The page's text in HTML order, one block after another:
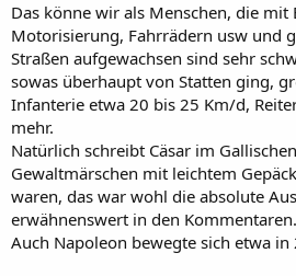
Das könne wir als Menschen, die mit
Motorisierung, Fahrrädern usw und
Straßen aufgewachsen sind sehr
sowas überhaupt von Statten ging,
Infanterie etwa 20 bis 25 Km/d,
mehr.
Natürlich schreibt Cäsar im
Gewaltmärschen mit leichtem
waren, das war wohl die absolute
erwähnenswert in den Kommentaren.
Auch Napoleon bewegte sich etwa in